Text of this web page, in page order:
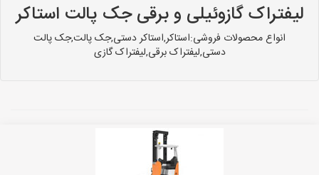
لیفتراک گازوئیلی و برقی جک پالت استاکر
انواع محصولات فروشی:استاکر,استاکر دستی,جک پالت,جک پالت
دستی,لیفتراک برقی,لیفتراک گازی